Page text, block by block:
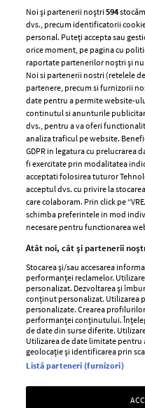
ELLE Style Awards
2024
Despre ELLE
Romania
Contact
Abonamente
GSP
Unica
Baby
Retete
Pariază responsabil!
Jocurile de noroc
Noi și partenerii noștri594
dvs., precum identificatorii
personal. Puteți accepta sau
orice moment, pe pagina cu
raportate partenerilor noștri și nu
Noi si partenerii nostri (retelele
partenere, precum si furnizorii
date pentru a permite website-
continutul si anunturile
dvs., pentru a va oferi
analiza traficul pe website.
GDPR in legatura cu prelucrarea
fi exercitate prin modalitatea
acceptati folosirea tuturor
acceptul dvs. cu privire la
care colaboram. Prin click pe
schimba preferintele in mod
necesare pentru functionarea
Atât noi, cât și partenerii
Stocarea și/sau accesarea
performanței reclamelor.
personalizat. Dezvoltarea și
conținut personalizat. Utilizarea
personalizate. Crearea
performanței conținutului.
de date din surse diferite.
Utilizarea de date limitate pentru
geolocație și identificarea prin
Listă parteneri (furnizori)